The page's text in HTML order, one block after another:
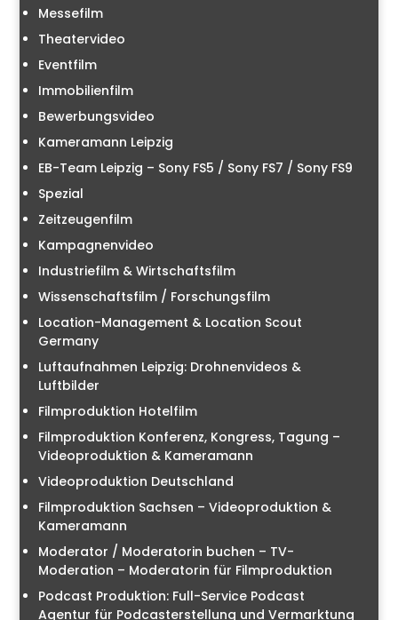
Messefilm
Theatervideo
Eventfilm
Immobilienfilm
Bewerbungsvideo
Kameramann Leipzig
EB-Team Leipzig – Sony FS5 / Sony FS7 / Sony FS9
Spezial
Zeitzeugenfilm
Kampagnenvideo
Industriefilm & Wirtschaftsfilm
Wissenschaftsfilm / Forschungsfilm
Location-Management & Location Scout
Germany
Luftaufnahmen Leipzig: Drohnenvideos &
Luftbilder
Filmproduktion Hotelfilm
Filmproduktion Konferenz, Kongress, Tagung –
Videoproduktion & Kameramann
Videoproduktion Deutschland
Filmproduktion Sachsen – Videoproduktion &
Kameramann
Moderator / Moderatorin buchen – TV-
Moderation – Moderatorin für Filmproduktion
Podcast Produktion: Full-Service Podcast
Agentur für Podcasterstellung und Vermarktung